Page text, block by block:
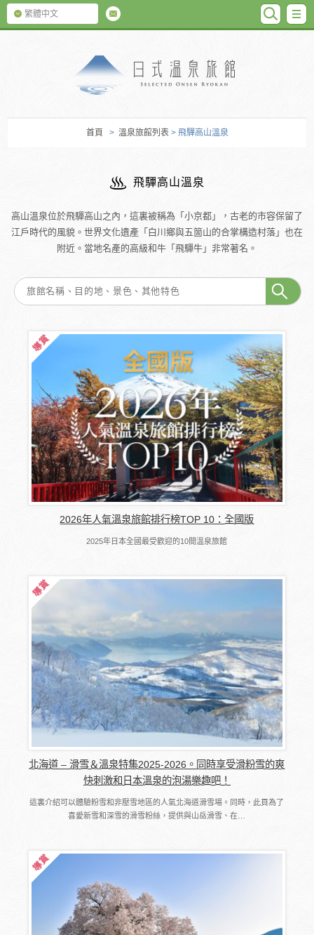
繁體中文
首頁 > 溫泉旅館列表 > 飛驒高山溫泉
飛驒高山溫泉
高山溫泉位於飛驒高山之內，這裏被稱為「小京都」，古老的市容保留了
江戶時代的風貌。世界文化遺產「白川鄉與五箇山的合掌構造村落」也在
附近。當地名產的高級和牛「飛驒牛」非常著名。
2026年人氣溫泉旅館排行榜TOP 10：全國版
2025年日本全國最受歡迎的10間溫泉旅館
北海道 – 滑雪＆溫泉特集2025-2026。同時享受滑粉雪的爽
快刺激和日本溫泉的泡湯樂趣吧！
這裏介紹可以體驗粉雪和非壓雪地區的人氣北海道滑雪場。同時，此頁為了
喜愛新雪和深雪的滑雪粉絲，提供與山岳滑雪、在…